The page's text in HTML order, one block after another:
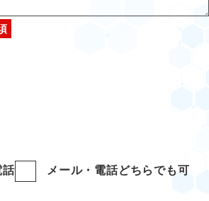
話
メール・電話どちらでも可